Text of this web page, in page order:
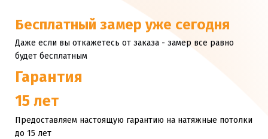
Бесплатный замер уже сегодня
Даже если вы откажетесь от заказа - замер все равно
будет бесплатным
Гарантия
15 лет
Предоставляем настоящую гарантию на натяжные потолки
до 15 лет